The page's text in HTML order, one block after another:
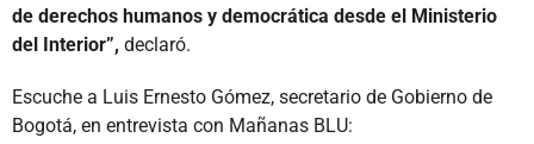
de derechos humanos y democrática desde el Ministerio
del Interior”, declaró.
Escuche a Luis Ernesto Gómez, secretario de Gobierno de
Bogotá, en entrevista con Mañanas BLU: